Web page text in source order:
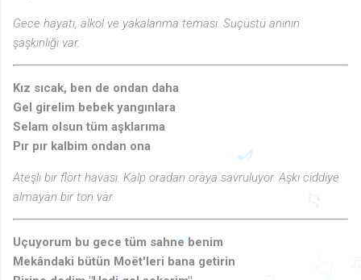
Gece hayatı, alkol ve yakalanma teması. Suçüstü anının
şaşkınlığı var.
Kız sıcak, ben de ondan daha
Gel girelim bebek yangınlara
Selam olsun tüm aşklarıma
Pır pır kalbim ondan ona
Ateşli bir flört havası. Kalp oradan oraya savruluyor. Aşkı ciddiye
almayan bir ton var.
Uçuyorum bu gece tüm sahne benim
Mekândaki bütün Moët'leri bana getirin
♪
🎵